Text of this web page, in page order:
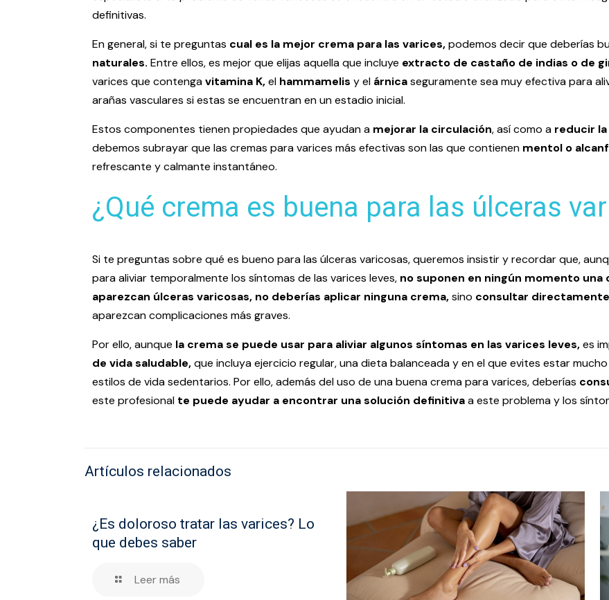
definitivas.
En general, si te preguntas cual es la mejor crema para las varices,podemos decir que deberías
naturales. Entre ellos, es mejor que elijas aquella que incluye extracto de castaño de indias o de
varices que contengavitamina K,el hammamelis y el árnicaseguramente sea muy efectiva para
arañas vasculares si estas se encuentran en un estadio inicial.
Estos componentes tienen propiedades que ayudan a mejorar la circulación, así como a reducir
debemos subrayar que las cremas para varices más efectivas son las que contienen mentol o
refrescante y calmante instantáneo.
¿Qué crema es buena para las úlceras
Si te preguntas sobre qué es bueno para las úlceras varicosas, queremos insistir y recordar que,
para aliviar temporalmente los síntomas de las varices leves, no suponen en ningún momento una
aparezcan úlceras varicosas, no deberías aplicar ninguna crema,sino consultar
aparezcan complicaciones más graves.
Por ello, aunque la crema se puede usar para aliviar algunos síntomas en las varices leves,es
de vida saludable,que incluya ejercicio regular, una dieta balanceada y en el que evites estar
estilos de vida sedentarios. Por ello, además del uso de una buena crema para varices, deberías
este profesional te puede ayudar a encontrar una solución definitivaa este problema y los
Artículos relacionados
¿Es doloroso tratar las varices? Lo
que debes saber
Leer más